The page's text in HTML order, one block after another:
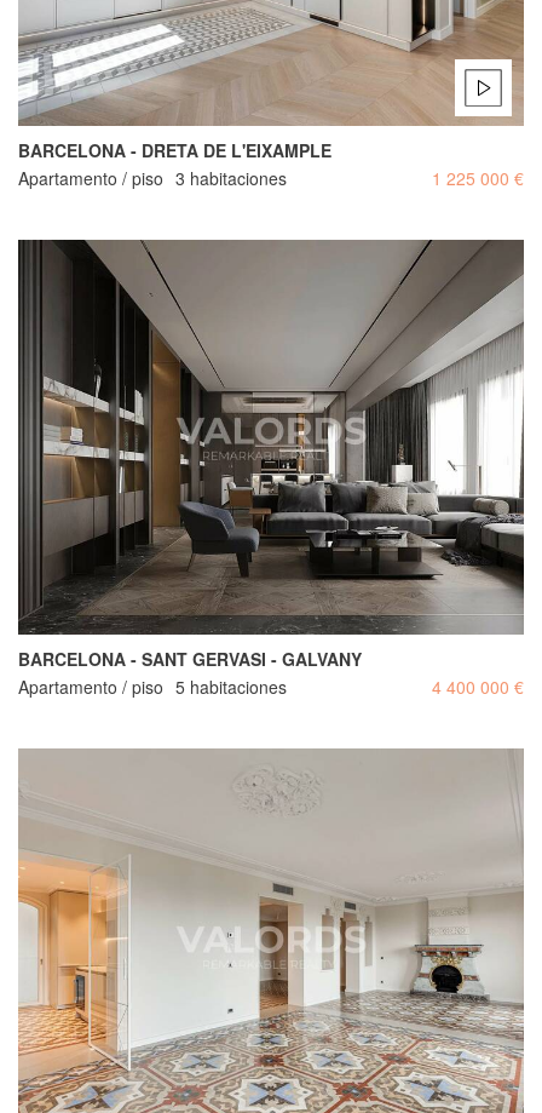
BARCELONA - DRETA DE L'EIXAMPLE
Apartamento / piso 3 habitaciones 1 225 000 €
BARCELONA - SANT GERVASI - GALVANY
Apartamento / piso 5 habitaciones 4 400 000 €